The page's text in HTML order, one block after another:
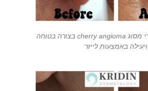
הסרת נגע וסקולרי מסוג cherry angioma בצורה בטוחה
ויעילה באמצעות לייזר